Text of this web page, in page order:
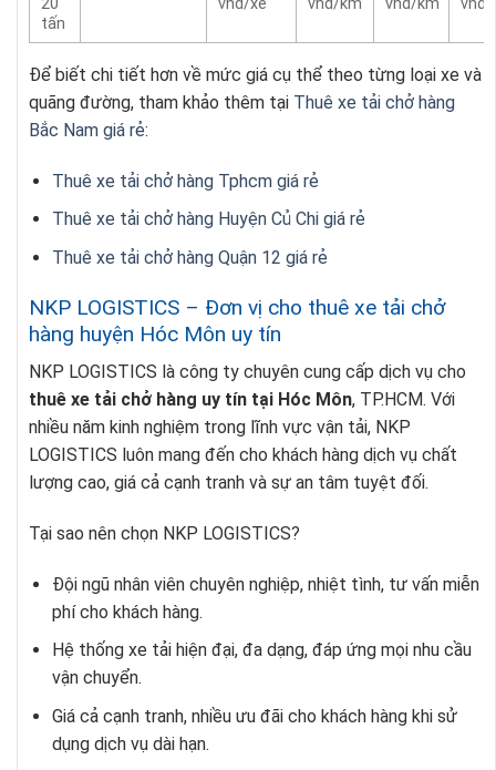
tấn
Để biết chi tiết hơn về mức giá cụ thể theo từng loại xe và
quãng đường, tham khảo thêm tại Thuê xe tải chở hàng
Bắc Nam giá rẻ:
Thuê xe tải chở hàng Tphcm giá rẻ
Thuê xe tải chở hàng Huyện Củ Chi giá rẻ
Thuê xe tải chở hàng Quận 12 giá rẻ
NKP LOGISTICS – Đơn vị cho thuê xe tải chở
hàng huyện Hóc Môn uy tín
NKP LOGISTICS là công ty chuyên cung cấp dịch vụ cho
thuê xe tải chở hàng uy tín tại Hóc Môn, TP.HCM. Với
nhiều năm kinh nghiệm trong lĩnh vực vận tải, NKP
LOGISTICS luôn mang đến cho khách hàng dịch vụ chất
lượng cao, giá cả cạnh tranh và sự an tâm tuyệt đối.
Tại sao nên chọn NKP LOGISTICS?
Đội ngũ nhân viên chuyên nghiệp, nhiệt tình, tư vấn miễn
phí cho khách hàng.
Hệ thống xe tải hiện đại, đa dạng, đáp ứng mọi nhu cầu
vận chuyển.
Giá cả cạnh tranh, nhiều ưu đãi cho khách hàng khi sử
dụng dịch vụ dài hạn.